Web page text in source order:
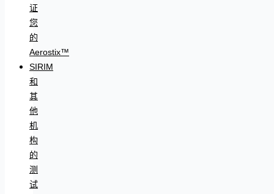
证
您
的
Aerostix™
SIRIM
和
其
他
机
构
的
测
试